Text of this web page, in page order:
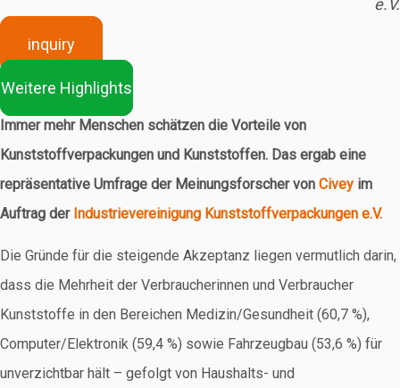
e.V.
inquiry
Weitere Highlights
Immer mehr Menschen schätzen die Vorteile von
Kunststoffverpackungen und Kunststoffen. Das ergab eine
repräsentative Umfrage der Meinungsforscher von Civey im
Auftrag der Industrievereinigung Kunststoffverpackungen e.V.
Die Gründe für die steigende Akzeptanz liegen vermutlich darin,
dass die Mehrheit der Verbraucherinnen und Verbraucher
Kunststoffe in den Bereichen Medizin/Gesundheit (60,7 %),
Computer/Elektronik (59,4 %) sowie Fahrzeugbau (53,6 %) für
unverzichtbar hält – gefolgt von Haushalts- und